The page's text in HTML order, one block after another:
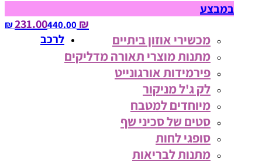
במבצע
₪ 231.00
440.00‏ ₪
מכשירי אוזון ביתיים
מתנות מוצרי תאורה מדליקים
פירמידות אורגונייט
לק ג'ל מניקור
מיוחדים למטבח
סטים של סכיני שף
סופגי לחות
מתנות לבריאות
לרכב